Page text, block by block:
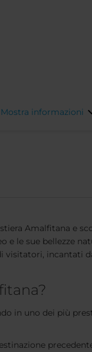
Mostra informazioni
Amalfitana e
le sue bellezze
incantati
in uno dei più